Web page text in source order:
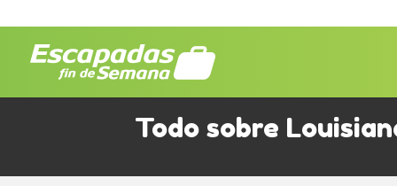
Todo sobre